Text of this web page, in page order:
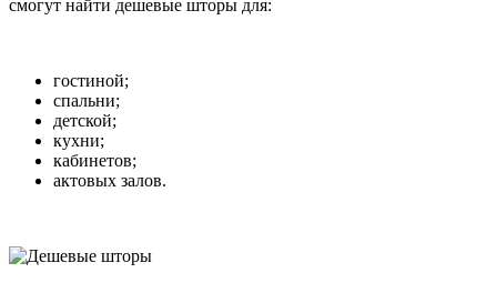
смогут найти дешевые шторы для:
гостиной;
спальни;
детской;
кухни;
кабинетов;
актовых залов.